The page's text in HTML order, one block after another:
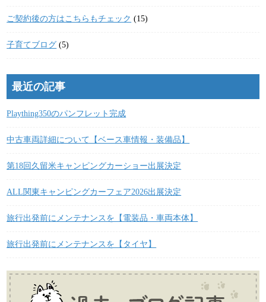
ご契約後の方はこちらもチェック (15)
子育てブログ (5)
最近の記事
Plaything350のパンフレット完成
中古車両詳細について【ベース車情報・装備品】
第18回久留米キャンピングカーショー出展決定
ALL関東キャンピングカーフェア2026出展決定
旅行出発前にメンテナンスを【電装品・車両本体】
旅行出発前にメンテナンスを【タイヤ】